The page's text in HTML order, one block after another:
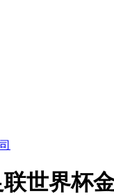
世界杯